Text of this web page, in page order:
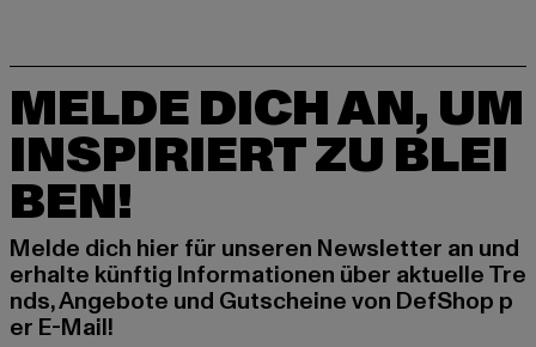
MELDE DICH AN, UM
INSPIRIERT ZU BLEI
BEN!
Melde dich hier für unseren Newsletter an und
erhalte künftig Informationen über aktuelle Tre
nds, Angebote und Gutscheine von DefShop p
er E-Mail!